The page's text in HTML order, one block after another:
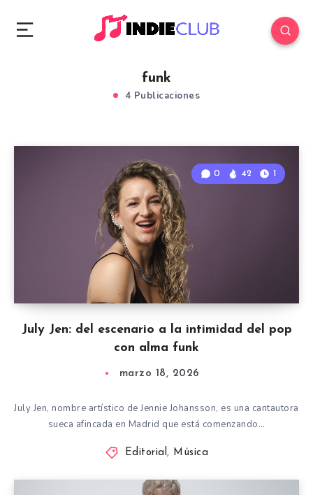
funk
4 Publicaciones
July Jen: del escenario a la intimidad del pop
con alma funk
0 42 1
marzo 18, 2026
July Jen, nombre artístico de Jennie Johansson, es una cantautora
sueca afincada en Madrid que está comenzando…
Editorial, Música